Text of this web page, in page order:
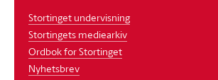
Stortinget undervisning
Stortingets mediearkiv
Ordbok for Stortinget
Nyhetsbrev